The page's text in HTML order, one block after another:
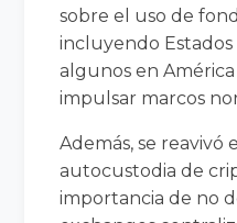
sobre el uso de
incluyendo Estados
algunos en
impulsar marcos
Además, se reavivó
autocustodia de
importancia de no